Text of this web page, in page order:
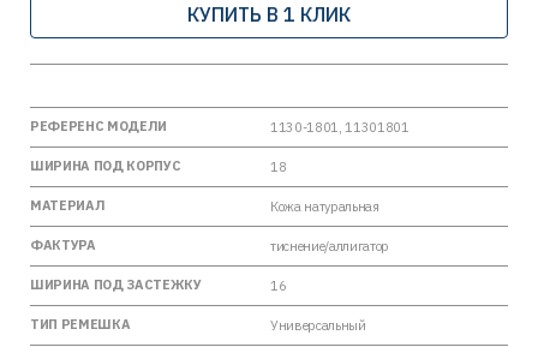
КУПИТЬ В 1 КЛИК
РЕФЕРЕНС МОДЕЛИ 1130-1801, 11301801
ШИРИНА ПОД КОРПУС 18
МАТЕРИАЛ Кожа натуральная
ФАКТУРА тиснение/аллигатор
ШИРИНА ПОД ЗАСТЕЖКУ 16
ТИП РЕМЕШКА Универсальный